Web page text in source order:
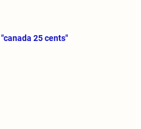
"canada 25 cents"